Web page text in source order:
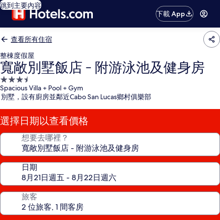
跳到主要內容
下載 App
查看所有住宿
整棟度假屋
寬敞別墅飯店 - 附游泳池及健身房
3.5
星
級
住
宿
Spacious Villa + Pool + Gym
別墅，設有廚房並鄰近Cabo San Lucas鄉村俱樂部
選擇日期以查看價格
想要去哪裡？
日期
旅客